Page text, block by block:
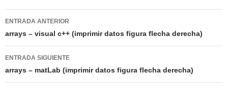
Navegación
de
entradas
ENTRADA ANTERIOR
arrays – visual c++ (imprimir datos figura flecha derecha)
ENTRADA SIGUIENTE
arrays – matLab (imprimir datos figura flecha derecha)